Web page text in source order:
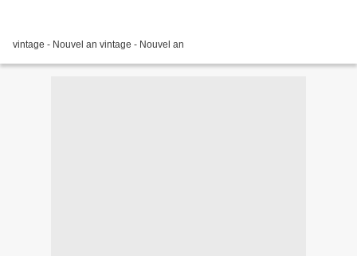
vintage - Nouvel an vintage - Nouvel an